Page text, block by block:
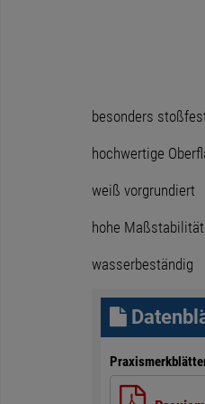
besonders
hochwertige
weiß vorgrundiert
hohe
wasserbeständig